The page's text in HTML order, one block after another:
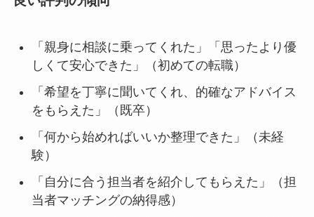
「親身に相談に乗ってくれた」「思ったより優
しくて安心できた」（初めての転職）
「希望を丁寧に聞いてくれ、的確なアドバイス
をもらえた」（既卒）
「何から始めればいいか整理できた」（未経
験）
「自分に合う担当者を紹介してもらえた」（担
当者マッチングの納得感）